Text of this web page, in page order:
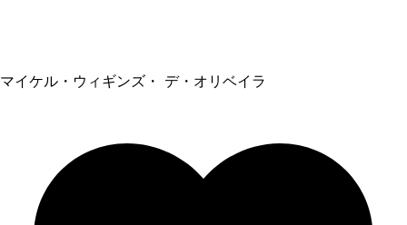
マイケル・ウィギンズ・ デ・オリベイラ